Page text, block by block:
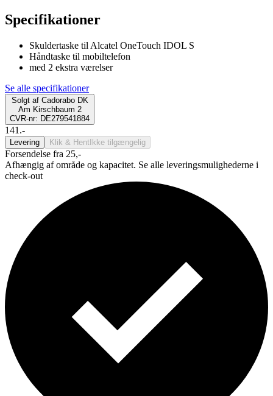
Specifikationer
Skuldertaske til Alcatel OneTouch IDOL S
Håndtaske til mobiltelefon
med 2 ekstra værelser
Se alle specifikationer
Solgt af Cadorabo DK
Am Kirschbaum 2
CVR-nr: DE279541884
141.-
Levering Klik & Hent Ikke tilgængelig
Forsendelse fra 25,-
Afhængig af område og kapacitet. Se alle leveringsmulighederne i
check-out